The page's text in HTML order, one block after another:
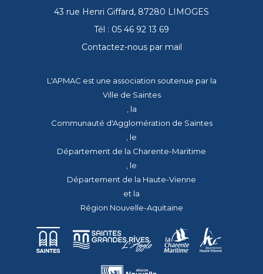
43 rue Henri Giffard, 87280 LIMOGES
Tél : 05 46 92 13 69
Contactez-nous par mail
L'APMAC est une association soutenue par la
Ville de Saintes
, la
Communauté d'Agglomération de Saintes
, le
Département de la Charente-Maritime
, le
Département de la Haute-Vienne
et la
Région Nouvelle-Aquitaine